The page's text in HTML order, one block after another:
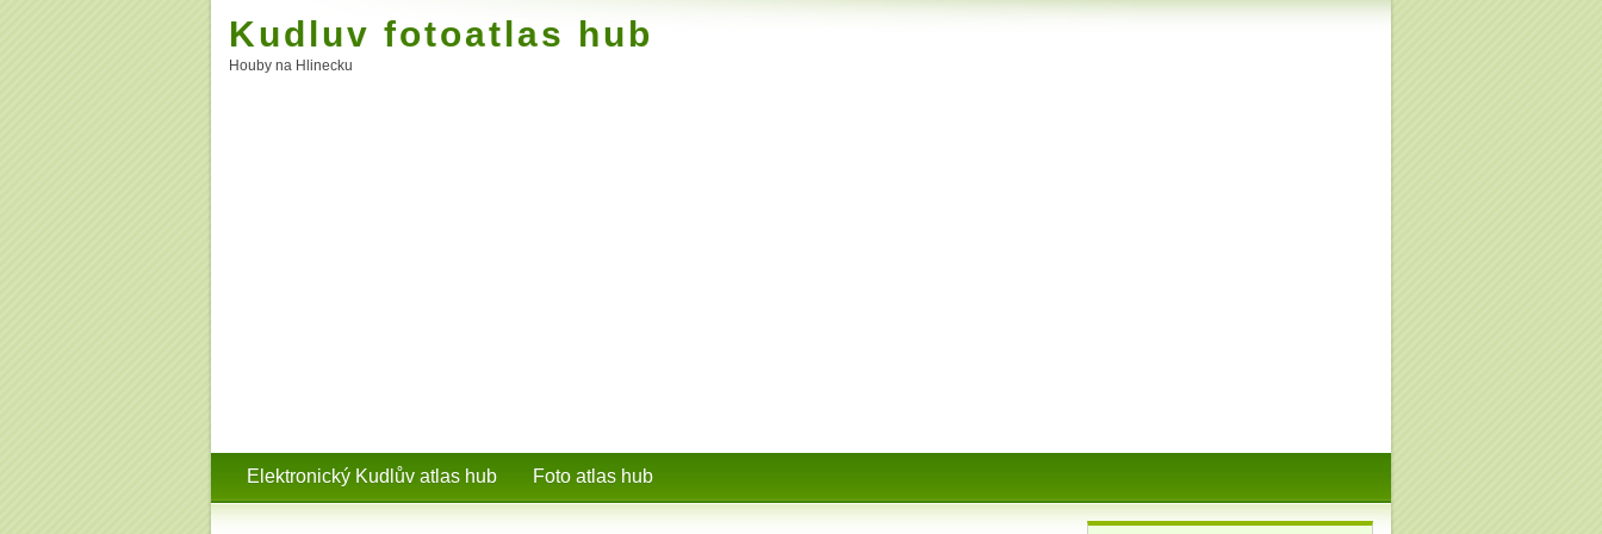
Kudluv fotoatlas hub
Houby na Hlinecku
Elektronický Kudlův atlas hub Foto atlas hub